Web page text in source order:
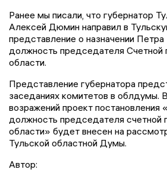
Ранее мы писали, что губернатор
Алексей Дюмин направил в
представление о назначении
должность председателя Счетной
области.
Представление губернатора
заседаниях комитетов в облдумы.
возражений проект постановления
должность председателя счетной
области» будет внесен на
Тульской областной Думы.
Автор: